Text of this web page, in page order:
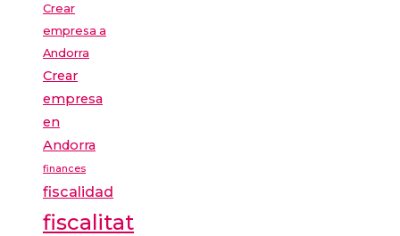
Crear
empresa a
Andorra
Crear
empresa
en
Andorra
finances
fiscalidad
fiscalitat